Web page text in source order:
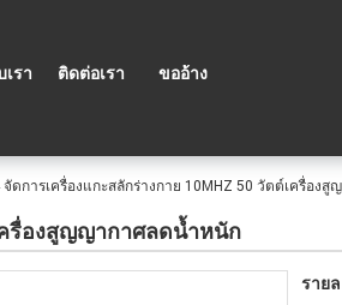
เรา ติดต่อเรา ขออ้าง
จัดการเครื่องแกะสลักร่างกาย 10MHZ 50 วัตต์เครื่อง
ครื่องสูญญากาศลดน้ำหนัก
ราย